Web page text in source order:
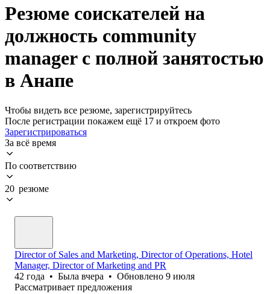
Резюме соискателей на
должность community
manager с полной занятостью
в Анапе
Чтобы видеть все резюме, зарегистрируйтесь
После регистрации покажем ещё 17 и откроем фото
Зарегистрироваться
За всё время
По соответствию
20 резюме
Director of Sales and Marketing, Director of Operations, Hotel
Manager, Director of Marketing and PR
42 года • Была вчера • Обновлено 9 июля
Рассматривает предложения